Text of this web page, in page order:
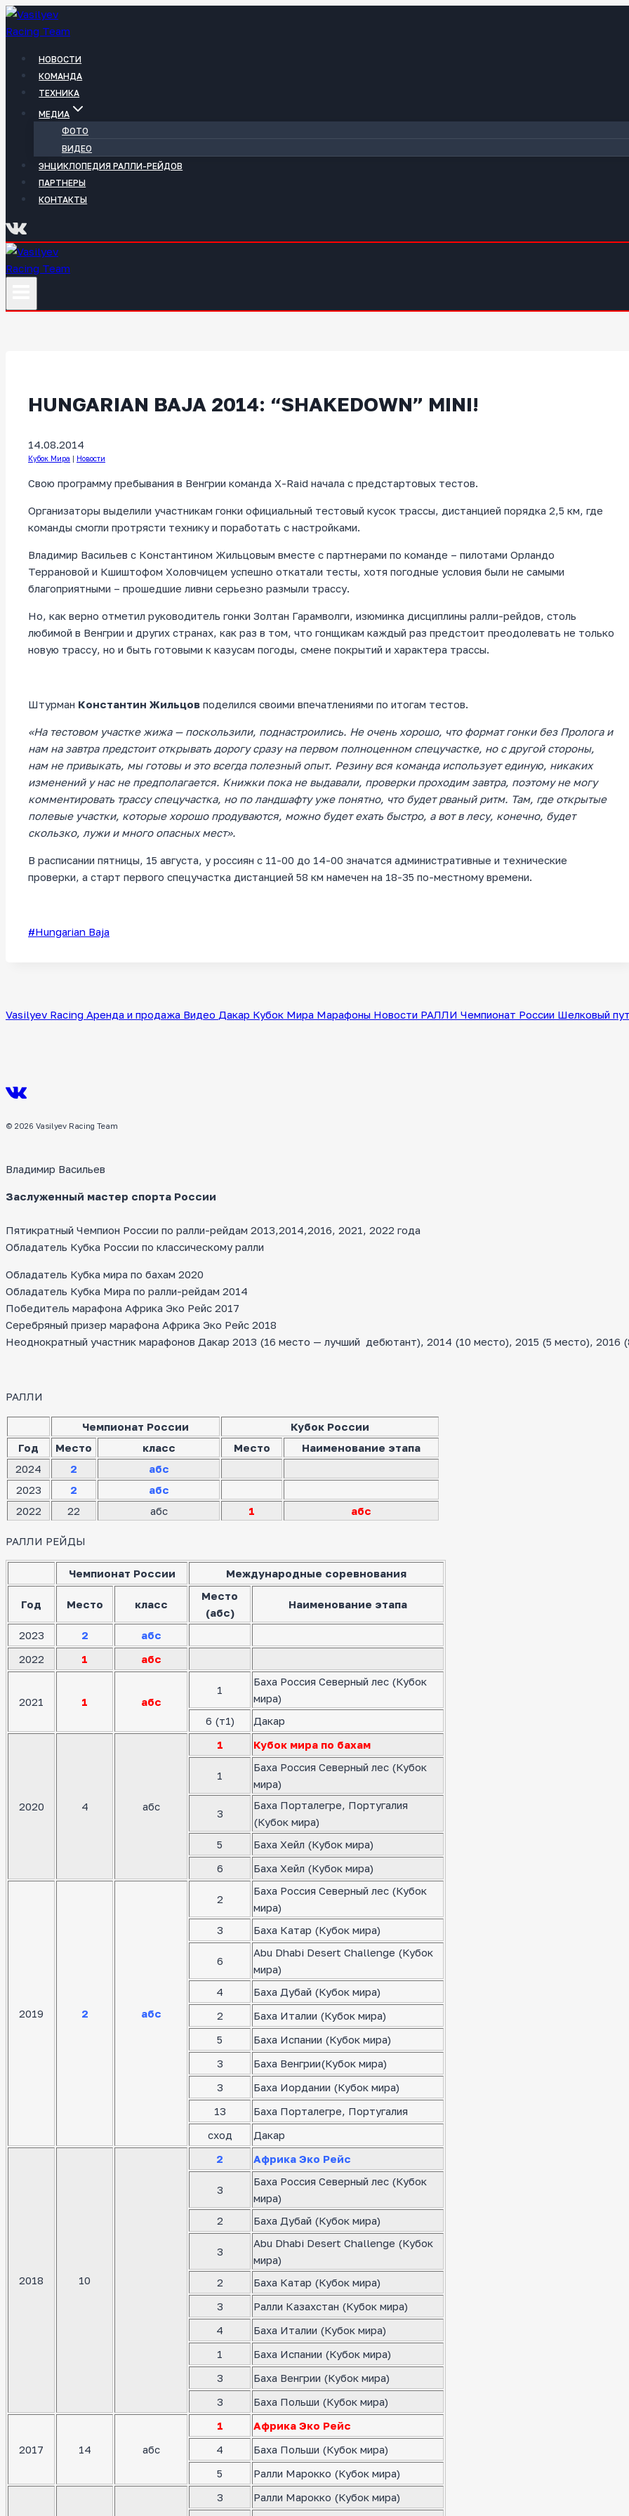
Перейти
к
НОВОСТИ
КОМАНДА
ТЕХНИКА
МЕДИА
ФОТО
ВИДЕО
ЭНЦИКЛОПЕДИЯ РАЛЛИ-РЕЙДОВ
ПАРТНЕРЫ
КОНТАКТЫ
HUNGARIAN BAJA 2014: “SHAKEDOWN” MINI!
14.08.2014
Кубок Мира | Новости
Свою программу пребывания в Венгрии команда X-Raid начала с предстартовых тестов.
Организаторы выделили участникам гонки официальный тестовый кусок трассы, дистанцией порядка 2,5 км, где
команды смогли протрясти технику и поработать с настройками.
Владимир Васильев с Константином Жильцовым вместе с партнерами по команде – пилотами Орландо
Террановой и Кшиштофом Холовчицем успешно откатали тесты, хотя погодные условия были не самыми
благоприятными – прошедшие ливни серьезно размыли трассу.
Но, как верно отметил руководитель гонки Золтан Гарамволги, изюминка дисциплины ралли-рейдов, столь
любимой в Венгрии и других странах, как раз в том, что гонщикам каждый раз предстоит преодолевать не только
новую трассу, но и быть готовыми к казусам погоды, смене покрытий и характера трассы.
Штурман Константин Жильцов поделился своими впечатлениями по итогам тестов.
«На тестовом участке жижа — поскользили, поднастроились. Не очень хорошо, что формат гонки без Пролога и
нам на завтра предстоит открывать дорогу сразу на первом полноценном спецучастке, но с другой стороны,
нам не привыкать, мы готовы и это всегда полезный опыт. Резину вся команда использует единую, никаких
изменений у нас не предполагается. Книжки пока не выдавали, проверки проходим завтра, поэтому не могу
комментировать трассу спецучастка, но по ландшафту уже понятно, что будет рваный ритм. Там, где открытые
полевые участки, которые хорошо продуваются, можно будет ехать быстро, а вот в лесу, конечно, будет
скользко, лужи и много опасных мест».
В расписании пятницы, 15 августа, у россиян с 11-00 до 14-00 значатся административные и технические
проверки, а старт первого спецучастка дистанцией 58 км намечен на 18-35 по-местному времени.
Метки
#Hungarian Baja
Vasilyev Racing Аренда и продажа Видео Дакар Кубок Мира Марафоны Новости РАЛЛИ Чемпионат России Шелковый
© 2026 Vasilyev Racing Team
Владимир Васильев
Заслуженный мастер спорта России
Пятикратный Чемпион России по ралли-рейдам 2013,2014,2016, 2021, 2022 года
Обладатель Кубка России по классическому ралли
Обладатель Кубка мира по бахам 2020
Обладатель Кубка Мира по ралли-рейдам 2014
Победитель марафона Африка Эко Рейс 2017
Серебряный призер марафона Африка Эко Рейс 2018
Неоднократный участник марафонов Дакар 2013 (16 место — лучший дебютант), 2014 (10 место), 2015 (5 место), 2016
РАЛЛИ
Чемпионат России
Кубок России
Год
Место класс Место
Наименование этапа
2024
2
абс
2023
2
абс
2022
22 абс 1 абс
РАЛЛИ РЕЙДЫ
Чемпионат России Международные соревнования
Год Место класс
Место
(абс)
Наименование этапа
2023 2
абс
2022
1 абс
2021 1 абс
1
Баха Россия Северный лес (Кубок
мира)
6 (т1)
Дакар
2020 4 абс
1 Кубок мира по бахам
1
Баха Россия Северный лес (Кубок
мира)
3
Баха Порталегре, Португалия
(Кубок мира)
5
Баха Хейл (Кубок мира)
6
Баха Хейл (Кубок мира)
2019 2 абс
2
Баха Россия Северный лес (Кубок
мира)
3
Баха Катар (Кубок мира)
6
Abu Dhabi Desert Challenge (Кубок
мира)
4
Баха Дубай (Кубок мира)
2
Баха Италии (Кубок мира)
5
Баха Испании (Кубок мира)
3
Баха Венгрии(Кубок мира)
3
Баха Иордании (Кубок мира)
13
Баха Порталегре, Португалия
сход
Дакар
2018 10
2 Африка Эко Рейс
3
Баха Россия Северный лес (Кубок
мира)
2
Баха Дубай (Кубок мира)
3
Abu Dhabi Desert Challenge (Кубок
мира)
2
Баха Катар (Кубок мира)
3
Ралли Казахстан (Кубок мира)
4
Баха Италии (Кубок мира)
1
Баха Испании (Кубок мира)
3
Баха Венгрии (Кубок мира)
3
Баха Польши (Кубок мира)
2017 14 абс
1
Африка Эко Рейс
4
Баха Польши (Кубок мира)
5
Ралли Марокко (Кубок мира)
3
Ралли Марокко (Кубок мира)